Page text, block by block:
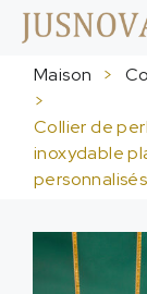
Maison >
>
Collier de
inoxydable